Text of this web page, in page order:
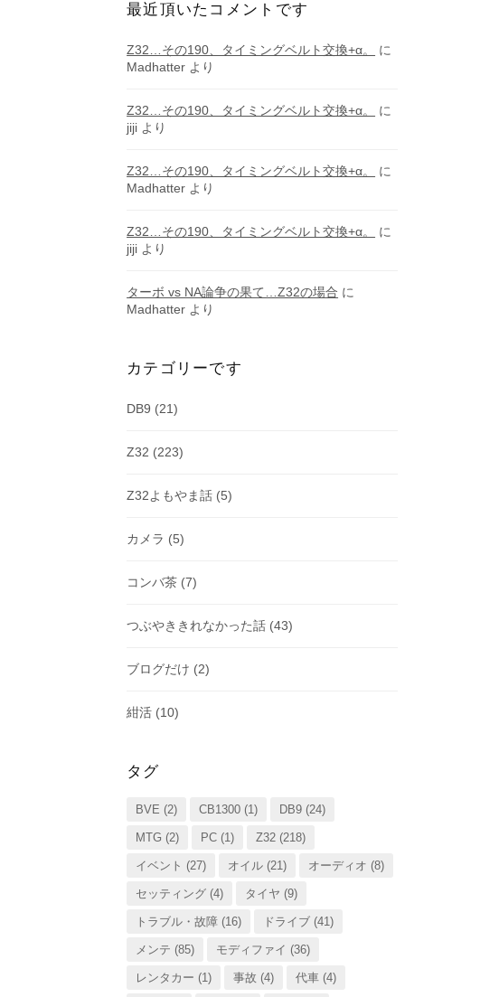
最近頂いたコメントです
Z32…その190、タイミングベルト交換+α。
に
Madhatter より
Z32…その190、タイミングベルト交換+α。
に
jiji より
Z32…その190、タイミングベルト交換+α。
に
Madhatter より
Z32…その190、タイミングベルト交換+α。
に
jiji より
ターボ vs NA論争の果て…Z32の場合 に
Madhatter より
カテゴリーです
DB9 (21)
Z32 (223)
Z32よもやま話 (5)
カメラ (5)
コンバ茶 (7)
つぶやききれなかった話 (43)
ブログだけ (2)
紺活 (10)
タグ
BVE (2) CB1300 (1) DB9 (24)
MTG (2) PC (1) Z32 (218)
イベント (27) オイル (21) オーディオ (8)
セッティング (4) タイヤ (9)
トラブル・故障 (16) ドライブ (41)
メンテ (85) モディファイ (36)
レンタカー (1) 事故 (4) 代車 (4)